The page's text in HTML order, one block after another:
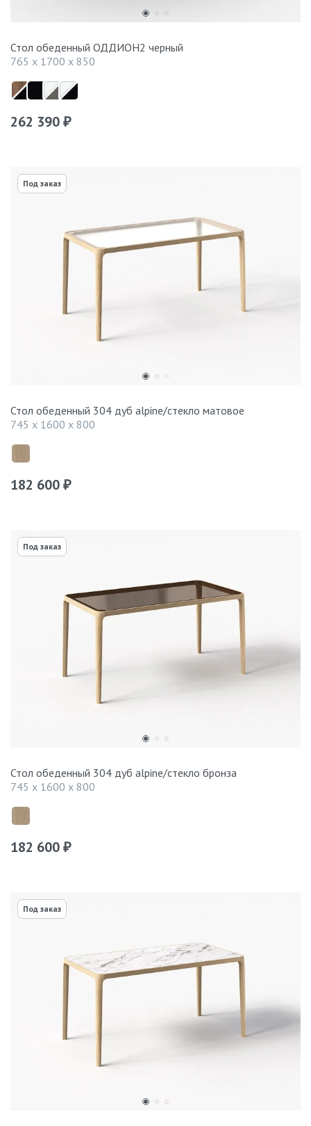
Стол обеденный ОДДИОН2 черный
765 x 1700 x 850
262 390 ₽
Под заказ
Стол обеденный 304 дуб alpine/стекло матовое
745 x 1600 x 800
182 600 ₽
Под заказ
Стол обеденный 304 дуб alpine/стекло бронза
745 x 1600 x 800
182 600 ₽
Под заказ